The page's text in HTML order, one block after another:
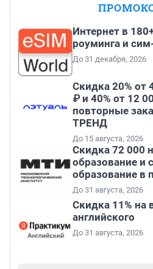
Интернет в
роуминга и
До 31 декабря, 2026
Скидка 20% от
₽ и 40% от 12
повторные
ТРЕНД
До 15 августа, 2026
Скидка 72 000
образование и
образование в
До 31 августа, 2026
Скидка 11% на
английского
До 31 августа, 2026